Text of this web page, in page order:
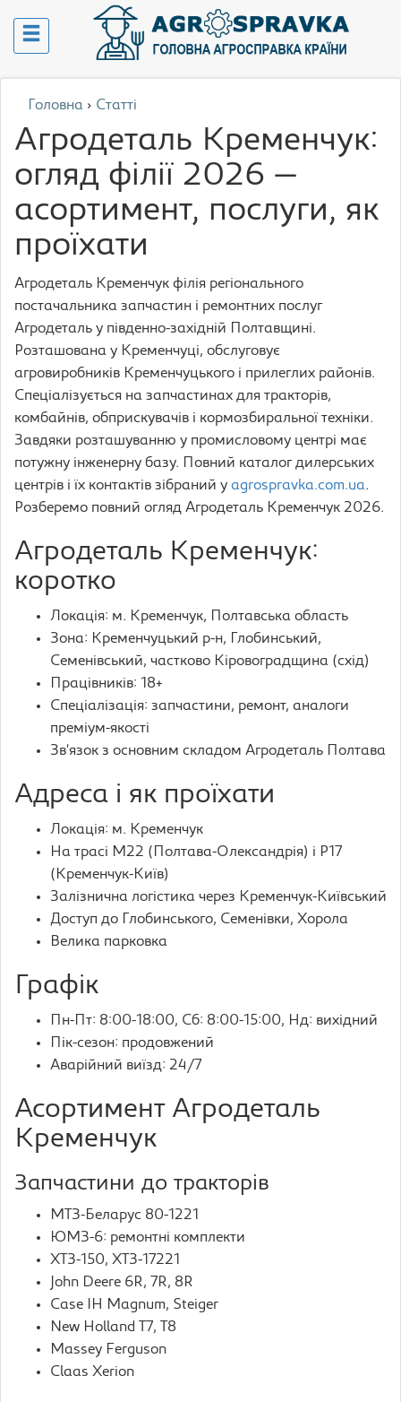
Головна › Статті
Агродеталь Кременчук:
огляд філії 2026 —
асортимент, послуги, як
проїхати
Агродеталь Кременчук філія регіонального
постачальника запчастин і ремонтних послуг
Агродеталь у південно-західній Полтавщині.
Розташована у Кременчуці, обслуговує
агровиробників Кременчуцького і прилеглих районів.
Спеціалізується на запчастинах для тракторів,
комбайнів, обприскувачів і кормозбиральної техніки.
Завдяки розташуванню у промисловому центрі має
потужну інженерну базу. Повний каталог дилерських
центрів і їх контактів зібраний у agrospravka.com.ua.
Розберемо повний огляд Агродеталь Кременчук 2026.
Агродеталь Кременчук:
коротко
Локація: м. Кременчук, Полтавська область
Зона: Кременчуцький р-н, Глобинський,
Семенівський, частково Кіровоградщина (схід)
Працівників: 18+
Спеціалізація: запчастини, ремонт, аналоги
преміум-якості
Зв’язок з основним складом Агродеталь Полтава
Адреса і як проїхати
Локація: м. Кременчук
На трасі М22 (Полтава-Олександрія) і Р17
(Кременчук-Київ)
Залізнична логістика через Кременчук-Київський
Доступ до Глобинського, Семенівки, Хорола
Велика парковка
Графік
Пн-Пт: 8:00-18:00, Сб: 8:00-15:00, Нд: вихідний
Пік-сезон: продовжений
Аварійний виїзд: 24/7
Асортимент Агродеталь
Кременчук
Запчастини до тракторів
МТЗ-Беларус 80-1221
ЮМЗ-6: ремонтні комплекти
ХТЗ-150, ХТЗ-17221
John Deere 6R, 7R, 8R
Case IH Magnum, Steiger
New Holland T7, T8
Massey Ferguson
Claas Xerion